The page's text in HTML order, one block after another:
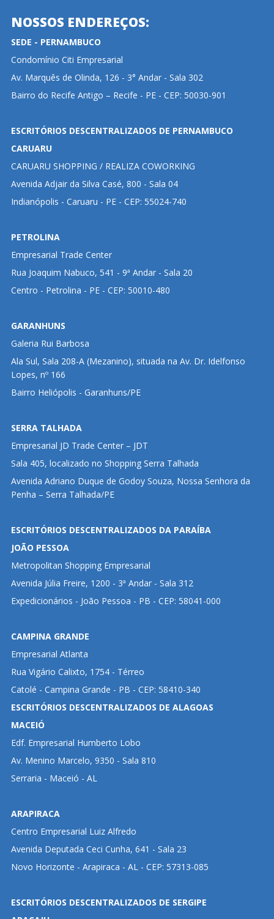
NOSSOS ENDEREÇOS:
SEDE - PERNAMBUCO
Condomínio Citi Empresarial
Av. Marquês de Olinda, 126 - 3° Andar - Sala 302
Bairro do Recife Antigo – Recife - PE - CEP: 50030-901
ESCRITÓRIOS DESCENTRALIZADOS DE PERNAMBUCO
CARUARU
CARUARU SHOPPING / REALIZA COWORKING
Avenida Adjair da Silva Casé, 800 - Sala 04
Indianópolis - Caruaru - PE - CEP: 55024-740
PETROLINA
Empresarial Trade Center
Rua Joaquim Nabuco, 541 - 9ª Andar - Sala 20
Centro - Petrolina - PE - CEP: 50010-480
GARANHUNS
Galeria Rui Barbosa
Ala Sul, Sala 208-A (Mezanino), situada na Av. Dr. Idelfonso
Lopes, nº 166
Bairro Heliópolis - Garanhuns/PE
SERRA TALHADA
Empresarial JD Trade Center – JDT
Sala 405, localizado no Shopping Serra Talhada
Avenida Adriano Duque de Godoy Souza, Nossa Senhora da
Penha – Serra Talhada/PE
ESCRITÓRIOS DESCENTRALIZADOS DA PARAÍBA
JOÃO PESSOA
Metropolitan Shopping Empresarial
Avenida Júlia Freire, 1200 - 3ª Andar - Sala 312
Expedicionários - João Pessoa - PB - CEP: 58041-000
CAMPINA GRANDE
Empresarial Atlanta
Rua Vigário Calixto, 1754 - Térreo
Catolé - Campina Grande - PB - CEP: 58410-340
ESCRITÓRIOS DESCENTRALIZADOS DE ALAGOAS
MACEIÓ
Edf. Empresarial Humberto Lobo
Av. Menino Marcelo, 9350 - Sala 810
Serraria - Maceió - AL
ARAPIRACA
Centro Empresarial Luiz Alfredo
Avenida Deputada Ceci Cunha, 641 - Sala 23
Novo Horizonte - Arapiraca - AL - CEP: 57313-085
ESCRITÓRIOS DESCENTRALIZADOS DE SERGIPE